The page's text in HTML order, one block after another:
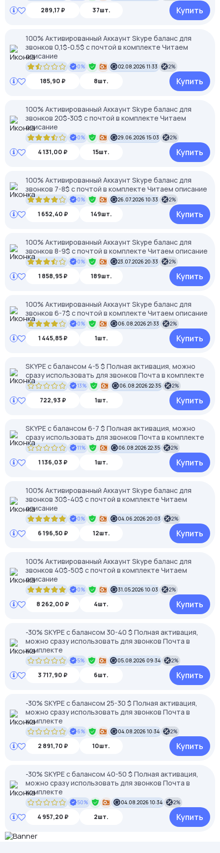
289,17 ₽ 37шт. Купить
100% Активированный Аккаунт Skype баланс для
звонков 0,1$-0.5$ с почтой в комплекте Читаем
описание
0% 02.08.2026 11:33 2%
185,90 ₽ 8шт. Купить
100% Активированный Аккаунт Skype баланс для
звонков 20$-30$ с почтой в комплекте Читаем
описание
0% 29.06.2026 15:03 2%
4 131,00 ₽ 15шт. Купить
100% Активированный Аккаунт Skype баланс для
звонков 7-8$ с почтой в комплекте Читаем описание
0% 26.07.2026 10:33 2%
1 652,40 ₽ 149шт. Купить
100% Активированный Аккаунт Skype баланс для
звонков 8-9$ с почтой в комплекте Читаем описание
0% 23.07.2026 20:33 2%
1 858,95 ₽ 189шт. Купить
100% Активированный Аккаунт Skype баланс для
звонков 6-7$ с почтой в комплекте Читаем описание
0% 06.08.2026 21:33 2%
1 445,85 ₽ 1шт. Купить
SKYPE c балансом 4-5 $ Полная активация, можно
сразу использовать для звонков Почта в комплекте
13% 06.08.2026 22:35 2%
722,93 ₽ 1шт. Купить
SKYPE c балансом 6-7 $ Полная активация, можно
сразу использовать для звонков Почта в комплекте
11% 06.08.2026 22:35 2%
1 136,03 ₽ 1шт. Купить
100% Активированный Аккаунт Skype баланс для
звонков 30$-40$ с почтой в комплекте Читаем
описание
0% 04.06.2026 20:03 2%
6 196,50 ₽ 12шт. Купить
100% Активированный Аккаунт Skype баланс для
звонков 40$-50$ с почтой в комплекте Читаем
описание
0% 31.05.2026 10:03 2%
8 262,00 ₽ 4шт. Купить
-30% SKYPE c балансом 30-40 $ Полная активация,
можно сразу использовать для звонков Почта в
комплекте
5% 05.08.2026 09:34 2%
3 717,90 ₽ 6шт. Купить
-30% SKYPE c балансом 25-30 $ Полная активация,
можно сразу использовать для звонков Почта в
комплекте
6% 04.08.2026 10:34 2%
2 891,70 ₽ 10шт. Купить
-30% SKYPE c балансом 40-50 $ Полная активация,
можно сразу использовать для звонков Почта в
комплекте
50% 04.08.2026 10:34 2%
4 957,20 ₽ 2шт. Купить